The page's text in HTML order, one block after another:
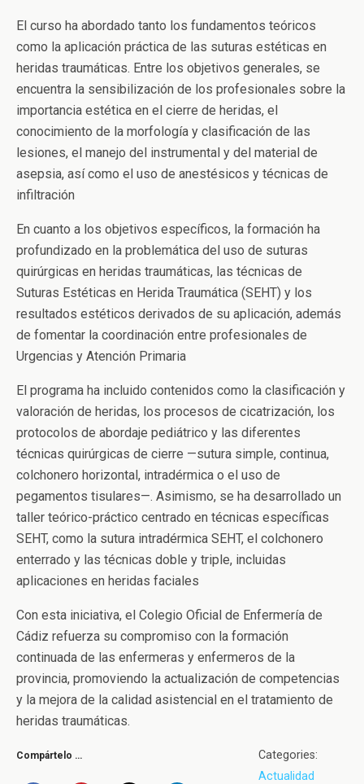
El curso ha abordado tanto los fundamentos teóricos
como la aplicación práctica de las suturas estéticas en
heridas traumáticas. Entre los objetivos generales, se
encuentra la sensibilización de los profesionales sobre la
importancia estética en el cierre de heridas, el
conocimiento de la morfología y clasificación de las
lesiones, el manejo del instrumental y del material de
asepsia, así como el uso de anestésicos y técnicas de
infiltración
En cuanto a los objetivos específicos, la formación ha
profundizado en la problemática del uso de suturas
quirúrgicas en heridas traumáticas, las técnicas de
Suturas Estéticas en Herida Traumática (SEHT) y los
resultados estéticos derivados de su aplicación, además
de fomentar la coordinación entre profesionales de
Urgencias y Atención Primaria
El programa ha incluido contenidos como la clasificación y
valoración de heridas, los procesos de cicatrización, los
protocolos de abordaje pediátrico y las diferentes
técnicas quirúrgicas de cierre —sutura simple, continua,
colchonero horizontal, intradérmica o el uso de
pegamentos tisulares—. Asimismo, se ha desarrollado un
taller teórico-práctico centrado en técnicas específicas
SEHT, como la sutura intradérmica SEHT, el colchonero
enterrado y las técnicas doble y triple, incluidas
aplicaciones en heridas faciales
Con esta iniciativa, el Colegio Oficial de Enfermería de
Cádiz refuerza su compromiso con la formación
continuada de las enfermeras y enfermeros de la
provincia, promoviendo la actualización de competencias
y la mejora de la calidad asistencial en el tratamiento de
heridas traumáticas.
Compártelo …
Categories:
Actualidad